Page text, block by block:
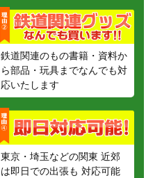
鉄道関連のもの書籍・資料か
ら部品・玩具までなんでも対
応いたします
東京・埼玉などの関東 近郊
は即日での出張も 対応可能